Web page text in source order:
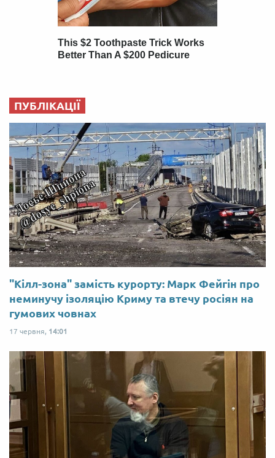
ПУБЛІКАЦІЇ
"Кілл-зона" замість курорту: Марк Фейгін про
неминучу ізоляцію Криму та втечу росіян на
гумових човнах
17 червня, 14:01